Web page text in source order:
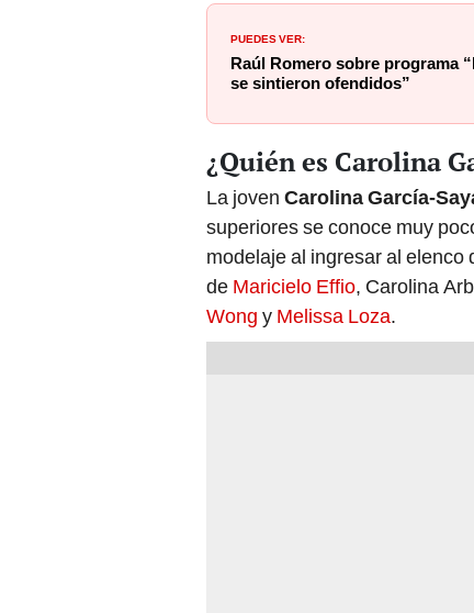
PUEDES VER:
Raúl Romero sobre programa
se sintieron ofendidos”
¿Quién es Carolina
La joven Carolina García-
superiores se conoce muy
modelaje al ingresar al elenco
de Maricielo Effio, Carolina
Wong y Melissa Loza.